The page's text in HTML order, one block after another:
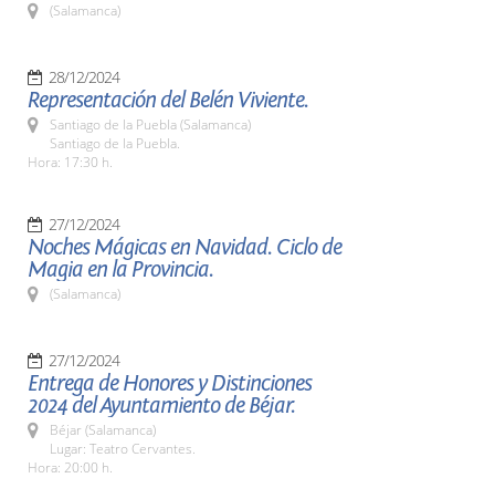
(Salamanca)
28/12/2024
Representación del Belén Viviente.
Santiago de la Puebla (Salamanca)
Santiago de la Puebla.
Hora: 17:30 h.
27/12/2024
Noches Mágicas en Navidad. Ciclo de
Magia en la Provincia.
(Salamanca)
27/12/2024
Entrega de Honores y Distinciones
2024 del Ayuntamiento de Béjar.
Béjar (Salamanca)
Lugar: Teatro Cervantes.
Hora: 20:00 h.